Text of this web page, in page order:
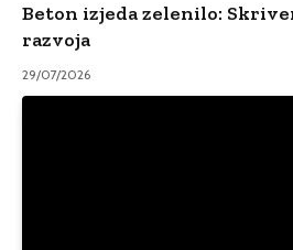
Beton izjeda zelenilo:
razvoja
29/07/2026